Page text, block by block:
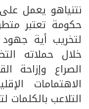
نتنياهو يعمل
حكومة تعتبر
لتخريب أية
خلال حملاته
الصراع وإزاحة
الاهتمامات
التلاعب